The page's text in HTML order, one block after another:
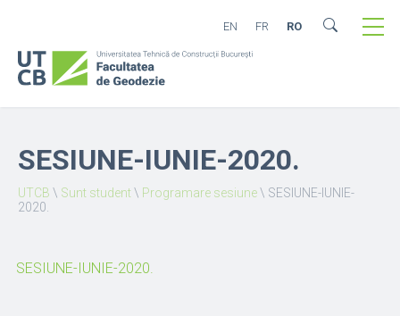
EN FR RO
SESIUNE-IUNIE-2020.
UTCB \ Sunt student\ Programare sesiune\ SESIUNE-IUNIE-
2020.
SESIUNE-IUNIE-2020.